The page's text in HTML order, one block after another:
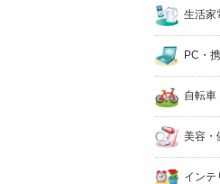
生活家
PC・
自転車
美容・
インテ